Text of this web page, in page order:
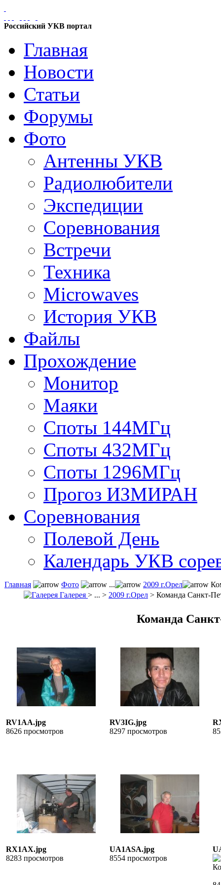
Российский УКВ портал
Главная
Новости
Статьи
Форумы
Фото
Антенны УКВ
Радиолюбители
Экспедиции
Соревнования
Встречи
Техника
Microwaves
История УКВ
Файлы
Прохождение
Монитор
Маяки
Споты 144МГц
Споты 432МГц
Споты 1296МГц
Прогоз ИЗМИРАН
Соревнования
Полевой День
Календарь УКВ
Главная Фото ... 2009 г.Орел
Галерея > ... > 2009 г.Орел > Команда Санкт-
Команда
RV1AA.jpg
8626 просмотров
RV3IG.jpg
8297 просмотров
RX1AX.jpg
8283 просмотров
UA1ASA.jpg
8554 просмотров